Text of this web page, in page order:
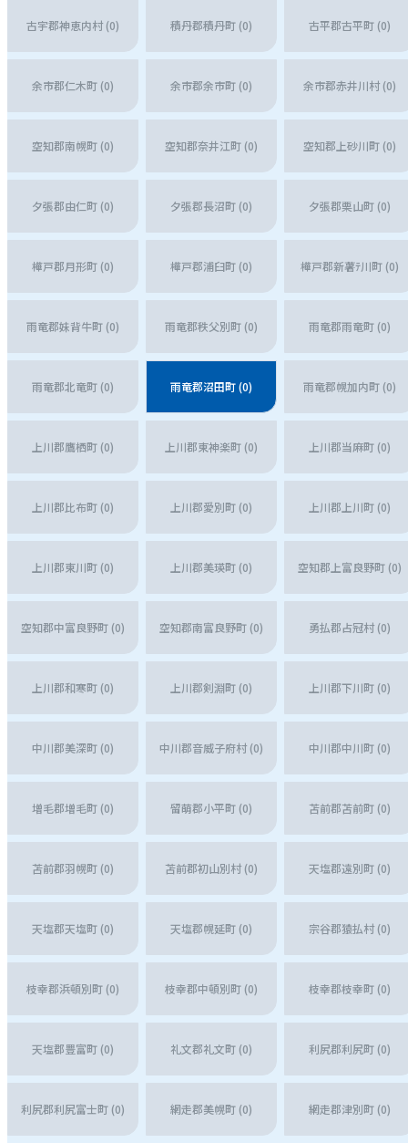
古宇郡神恵内村 (0) 積丹郡積丹町 (0) 古平郡古平町 (0)
余市郡仁木町 (0) 余市郡余市町 (0) 余市郡赤井川村 (0)
空知郡南幌町 (0) 空知郡奈井江町 (0) 空知郡上砂川町 (0)
夕張郡由仁町 (0) 夕張郡長沼町 (0) 夕張郡栗山町 (0)
樺戸郡月形町 (0) 樺戸郡浦臼町 (0) 樺戸郡新薯ﾃ川町 (0)
雨竜郡妹背牛町 (0) 雨竜郡秩父別町 (0) 雨竜郡雨竜町 (0)
雨竜郡北竜町 (0) 雨竜郡沼田町 (0) 雨竜郡幌加内町 (0)
上川郡鷹栖町 (0) 上川郡東神楽町 (0) 上川郡当麻町 (0)
上川郡比布町 (0) 上川郡愛別町 (0) 上川郡上川町 (0)
上川郡東川町 (0) 上川郡美瑛町 (0) 空知郡上富良野町 (0)
空知郡中富良野町 (0) 空知郡南富良野町 (0) 勇払郡占冠村 (0)
上川郡和寒町 (0) 上川郡剣淵町 (0) 上川郡下川町 (0)
中川郡美深町 (0) 中川郡音威子府村 (0) 中川郡中川町 (0)
増毛郡増毛町 (0) 留萌郡小平町 (0) 苫前郡苫前町 (0)
苫前郡羽幌町 (0) 苫前郡初山別村 (0) 天塩郡遠別町 (0)
天塩郡天塩町 (0) 天塩郡幌延町 (0) 宗谷郡猿払村 (0)
枝幸郡浜頓別町 (0) 枝幸郡中頓別町 (0) 枝幸郡枝幸町 (0)
天塩郡豊富町 (0) 礼文郡礼文町 (0) 利尻郡利尻町 (0)
利尻郡利尻富士町 (0) 網走郡美幌町 (0) 網走郡津別町 (0)